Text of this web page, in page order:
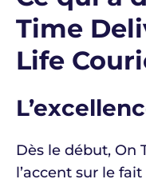
Time
Life
Dès le début, On
l’accent sur le